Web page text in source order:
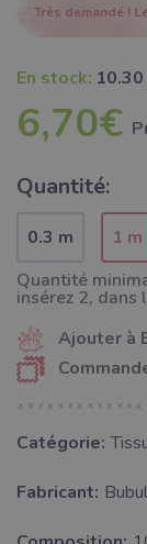
Très demandé !
En stock: 10.30
6,70€
Quantité:
0.3 m 1 m
Quantité
insérez 2, dans
Ajouter à
Catégorie:
Fabricant: